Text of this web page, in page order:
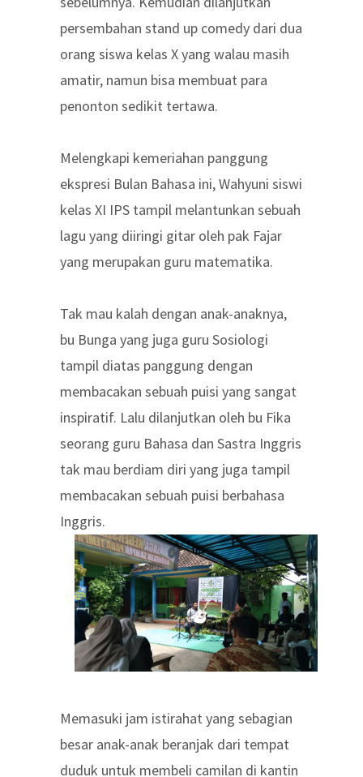
persembahan stand up comedy dari dua
orang siswa kelas X yang walau masih
amatir, namun bisa membuat para
penonton sedikit tertawa.
Melengkapi kemeriahan panggung
ekspresi Bulan Bahasa ini, Wahyuni siswi
kelas XI IPS tampil melantunkan sebuah
lagu yang diiringi gitar oleh pak Fajar
yang merupakan guru matematika.
Tak mau kalah dengan anak-anaknya,
bu Bunga yang juga guru Sosiologi
tampil diatas panggung dengan
membacakan sebuah puisi yang sangat
inspiratif. Lalu dilanjutkan oleh bu Fika
seorang guru Bahasa dan Sastra Inggris
tak mau berdiam diri yang juga tampil
membacakan sebuah puisi berbahasa
Inggris.
Memasuki jam istirahat yang sebagian
besar anak-anak beranjak dari tempat
duduk untuk membeli camilan di kantin